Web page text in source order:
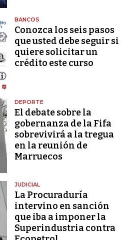
BANCOS
Conozca los seis pasos
que usted debe seguir si
quiere solicitar un
crédito este curso
DEPORTE
El debate sobre la
gobernanza de la Fifa
sobrevivirá a la tregua
en la reunión de
Marruecos
JUDICIAL
La Procuraduría
intervino en sanción
que iba a imponer la
Superindustria contra